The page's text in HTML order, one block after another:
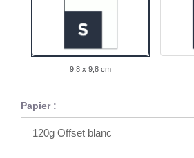
9,8 x 9,8 cm
Papier :